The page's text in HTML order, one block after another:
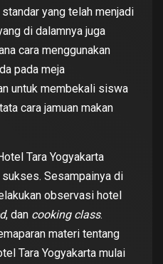
yang telah menjadi
di dalamnya juga
cara menggunakan
pada meja
untuk membekali siswa
cara jamuan makan
Tara Yogyakarta
Sesampainya di
observasi hotel
, dan cooking class.
materi tentang
Tara Yogyakarta mulai